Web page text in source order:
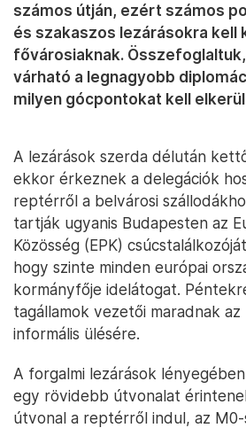
számos útján, ezért számos
és szakaszos lezárásokra kell
fővárosiaknak.
várható a legnagyobb
milyen gócpontokat kell
A lezárások szerda délután
ekkor érkeznek a delegációk
reptérről a belvárosi
tartják ugyanis Budapesten az
Közösség (EPK)
hogy szinte minden európai
kormányfője idelátogat.
tagállamok vezetői maradnak az
informális ülésére.
A forgalmi lezárások
egy rövidebb útvonalat
útvonal a reptérről indul, az